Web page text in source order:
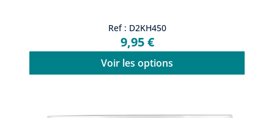
Ref : D2KH450
9,95 €
Voir les options